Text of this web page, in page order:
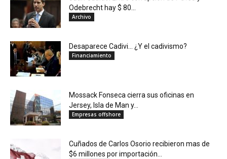
Odebrecht hay $ 80...
Archivo
Desaparece Cadivi… ¿Y el cadivismo?
Financiamiento
Mossack Fonseca cierra sus oficinas en
Jersey, Isla de Man y...
Empresas offshore
Cuñados de Carlos Osorio recibieron mas de
$6 millones por importación...